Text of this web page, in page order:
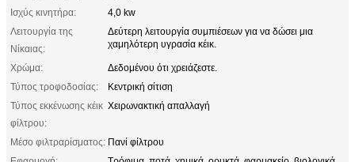
Ισχύς κινητήρα:
4,0 kw
Λειτουργία της
Νίκαιας:
Δεύτερη λειτουργία συμπιέσεων για να δώσει μια
χαμηλότερη υγρασία κέικ.
Χρώμα:
Δεδομένου ότι χρειάζεστε.
Τύπος τροφοδοσίας:
Κεντρική σίτιση
Τύπος εκκένωσης κέικ
φίλτρου:
Χειρωνακτική απαλλαγή
Μέσο φιλτραρίσματος: Πανί φίλτρου